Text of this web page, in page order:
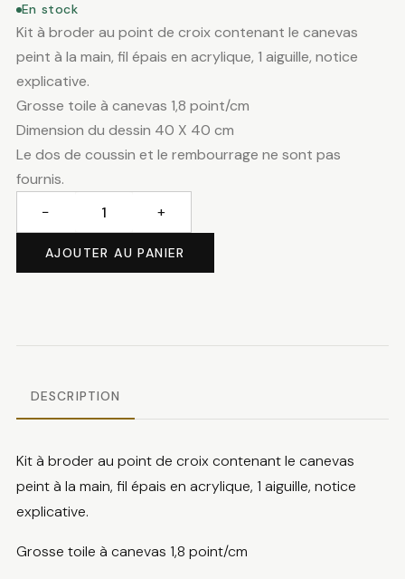
En stock
Kit à broder au point de croix contenant le canevas
peint à la main, fil épais en acrylique, 1 aiguille, notice
explicative.
Grosse toile à canevas 1,8 point/cm
Dimension du dessin 40 X 40 cm
Le dos de coussin et le rembourrage ne sont pas
fournis.
Paysage
− +
AJOUTER AU PANIER
DESCRIPTION
Kit à broder au point de croix contenant le canevas
peint à la main, fil épais en acrylique, 1 aiguille, notice
explicative.
Grosse toile à canevas 1,8 point/cm